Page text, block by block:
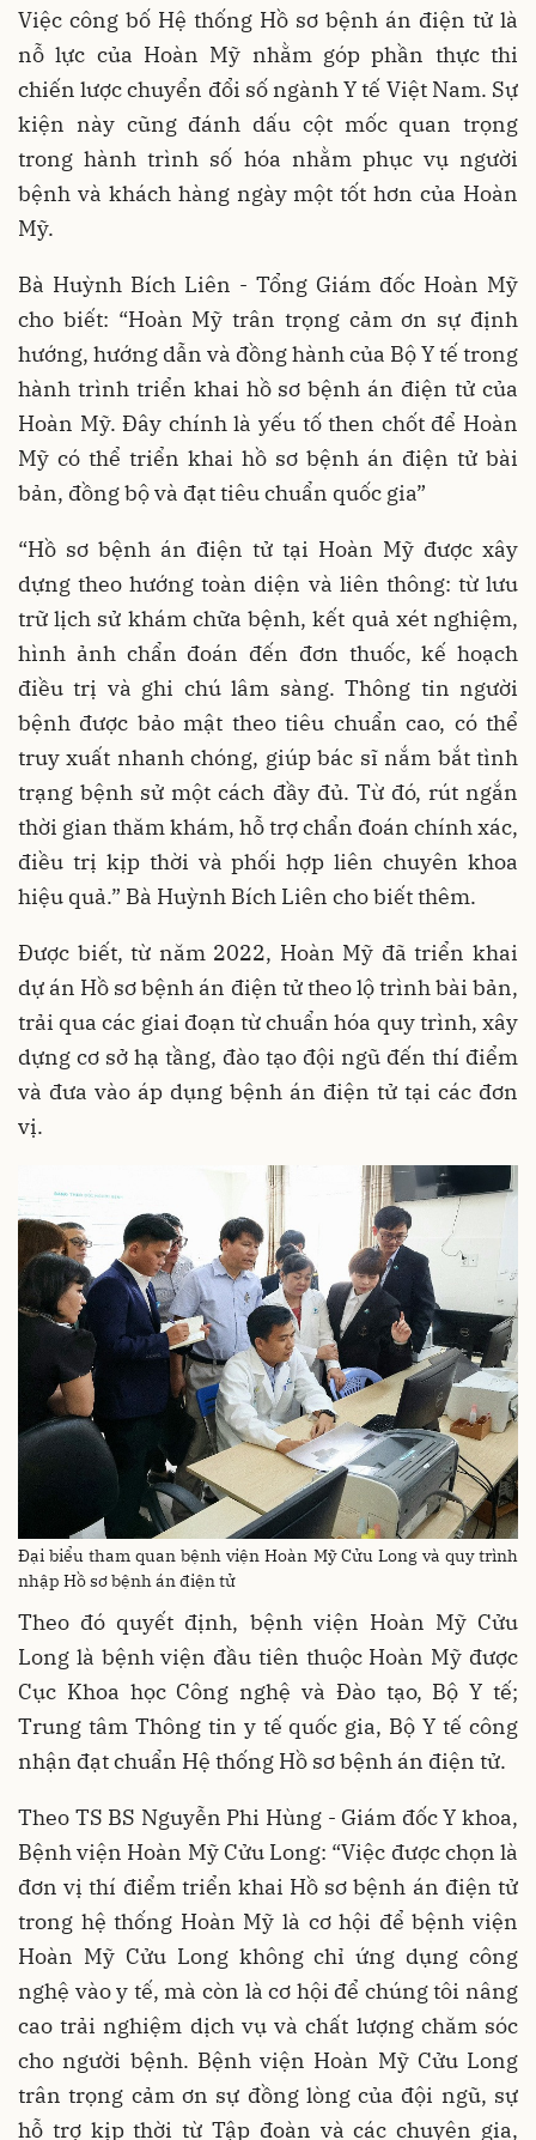
Việc công bố Hệ thống Hồ sơ bệnh án điện tử là
nỗ lực của Hoàn Mỹ nhằm góp phần thực thi
chiến lược chuyển đổi số ngành Y tế Việt Nam. Sự
kiện này cũng đánh dấu cột mốc quan trọng
trong hành trình số hóa nhằm phục vụ người
bệnh và khách hàng ngày một tốt hơn của Hoàn
Mỹ.
Bà Huỳnh Bích Liên - Tổng Giám đốc Hoàn Mỹ
cho biết: “Hoàn Mỹ trân trọng cảm ơn sự định
hướng, hướng dẫn và đồng hành của Bộ Y tế trong
hành trình triển khai hồ sơ bệnh án điện tử của
Hoàn Mỹ. Đây chính là yếu tố then chốt để Hoàn
Mỹ có thể triển khai hồ sơ bệnh án điện tử bài
bản, đồng bộ và đạt tiêu chuẩn quốc gia”
“Hồ sơ bệnh án điện tử tại Hoàn Mỹ được xây
dựng theo hướng toàn diện và liên thông: từ lưu
trữ lịch sử khám chữa bệnh, kết quả xét nghiệm,
hình ảnh chẩn đoán đến đơn thuốc, kế hoạch
điều trị và ghi chú lâm sàng. Thông tin người
bệnh được bảo mật theo tiêu chuẩn cao, có thể
truy xuất nhanh chóng, giúp bác sĩ nắm bắt tình
trạng bệnh sử một cách đầy đủ. Từ đó, rút ngắn
thời gian thăm khám, hỗ trợ chẩn đoán chính xác,
điều trị kịp thời và phối hợp liên chuyên khoa
hiệu quả.” Bà Huỳnh Bích Liên cho biết thêm.
Được biết, từ năm 2022, Hoàn Mỹ đã triển khai
dự án Hồ sơ bệnh án điện tử theo lộ trình bài bản,
trải qua các giai đoạn từ chuẩn hóa quy trình, xây
dựng cơ sở hạ tầng, đào tạo đội ngũ đến thí điểm
và đưa vào áp dụng bệnh án điện tử tại các đơn
vị.
Đại biểu tham quan bệnh viện Hoàn Mỹ Cửu Long và quy trình
nhập Hồ sơ bệnh án điện tử
Theo đó quyết định, bệnh viện Hoàn Mỹ Cửu
Long là bệnh viện đầu tiên thuộc Hoàn Mỹ được
Cục Khoa học Công nghệ và Đào tạo, Bộ Y tế;
Trung tâm Thông tin y tế quốc gia, Bộ Y tế công
nhận đạt chuẩn Hệ thống Hồ sơ bệnh án điện tử.
Theo TS BS Nguyễn Phi Hùng - Giám đốc Y khoa,
Bệnh viện Hoàn Mỹ Cửu Long: “Việc được chọn là
đơn vị thí điểm triển khai Hồ sơ bệnh án điện tử
trong hệ thống Hoàn Mỹ là cơ hội để bệnh viện
Hoàn Mỹ Cửu Long không chỉ ứng dụng công
nghệ vào y tế, mà còn là cơ hội để chúng tôi nâng
cao trải nghiệm dịch vụ và chất lượng chăm sóc
cho người bệnh. Bệnh viện Hoàn Mỹ Cửu Long
trân trọng cảm ơn sự đồng lòng của đội ngũ, sự
hỗ trợ kịp thời từ Tập đoàn và các chuyên gia,